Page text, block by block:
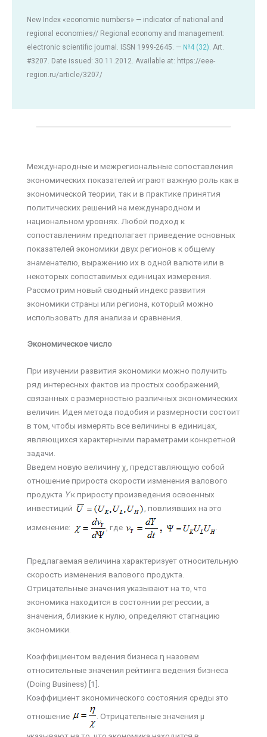
New Index «economic numbers» — indicator of national and
regional economies// Regional economy and management:
electronic scientific journal. ISSN 1999-2645. — №4 (32). Art.
#3207. Date issued: 30.11.2012. Available at: https://eee-
region.ru/article/3207/
Международные и межрегиональные сопоставления
экономических показателей играют важную роль как в
экономической теории, так и в практике принятия
политических решений на международном и
национальном уровнях. Любой подход к
сопоставлениям предполагает приведение основных
показателей экономики двух регионов к общему
знаменателю, выражению их в одной валюте или в
некоторых сопоставимых единицах измерения.
Рассмотрим новый сводный индекс развития
экономики страны или региона, который можно
использовать для анализа и сравнения.
Экономическое число
При изучении развития экономики можно получить
ряд интересных фактов из простых соображений,
связанных с размерностью различных экономических
величин. Идея метода подобия и размерности состоит
в том, чтобы измерять все величины в единицах,
являющихся характерными параметрами конкретной
задачи.
Введем новую величину χ, представляющую собой
отношение прироста скорости изменения валового
продукта Yк приросту произведения освоенных
инвестиций
, повлиявших на это
изменение: , где .
Предлагаемая величина характеризует относительную
скорость изменения валового продукта.
Отрицательные значения указывают на то, что
экономика находится в состоянии регрессии, а
значения, близкие к нулю, определяют стагнацию
экономики.
Коэффициентом ведения бизнеса η назовем
относительные значения рейтинга ведения бизнеса
(Doing Business) [1].
Коэффициент экономического состояния среды это
отношение
. Отрицательные значения µ